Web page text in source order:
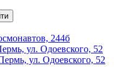
244б
ул. Одоевского, 52
ул. Одоевского, 52